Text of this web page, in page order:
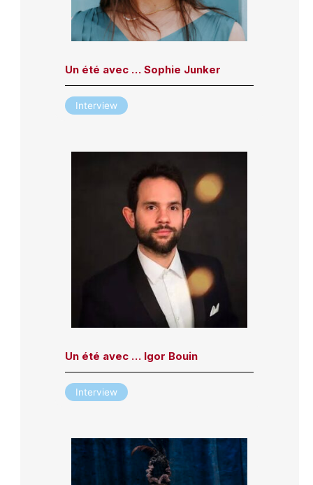
Un été avec … Sophie Junker
Interview
Un été avec … Igor Bouin
Interview